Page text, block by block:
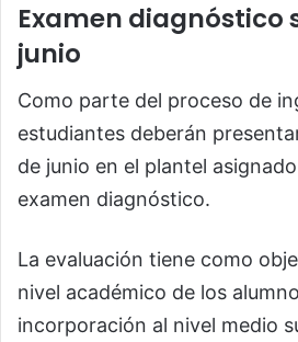
Examen diagnóstico
junio
Como parte del proceso de
estudiantes deberán
de junio en el plantel
examen diagnóstico.
La evaluación tiene como
nivel académico de los
incorporación al nivel medio